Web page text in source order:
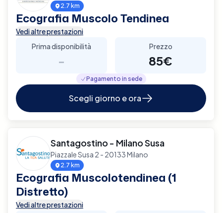
2.7 km
Ecografia Muscolo Tendinea
Vedi altre prestazioni
Prima disponibilità
-
Prezzo
85€
Pagamento in sede
Scegli giorno e ora
Santagostino - Milano Susa
Piazzale Susa 2 - 20133 Milano
2.7 km
Ecografia Muscolotendinea (1
Distretto)
Vedi altre prestazioni